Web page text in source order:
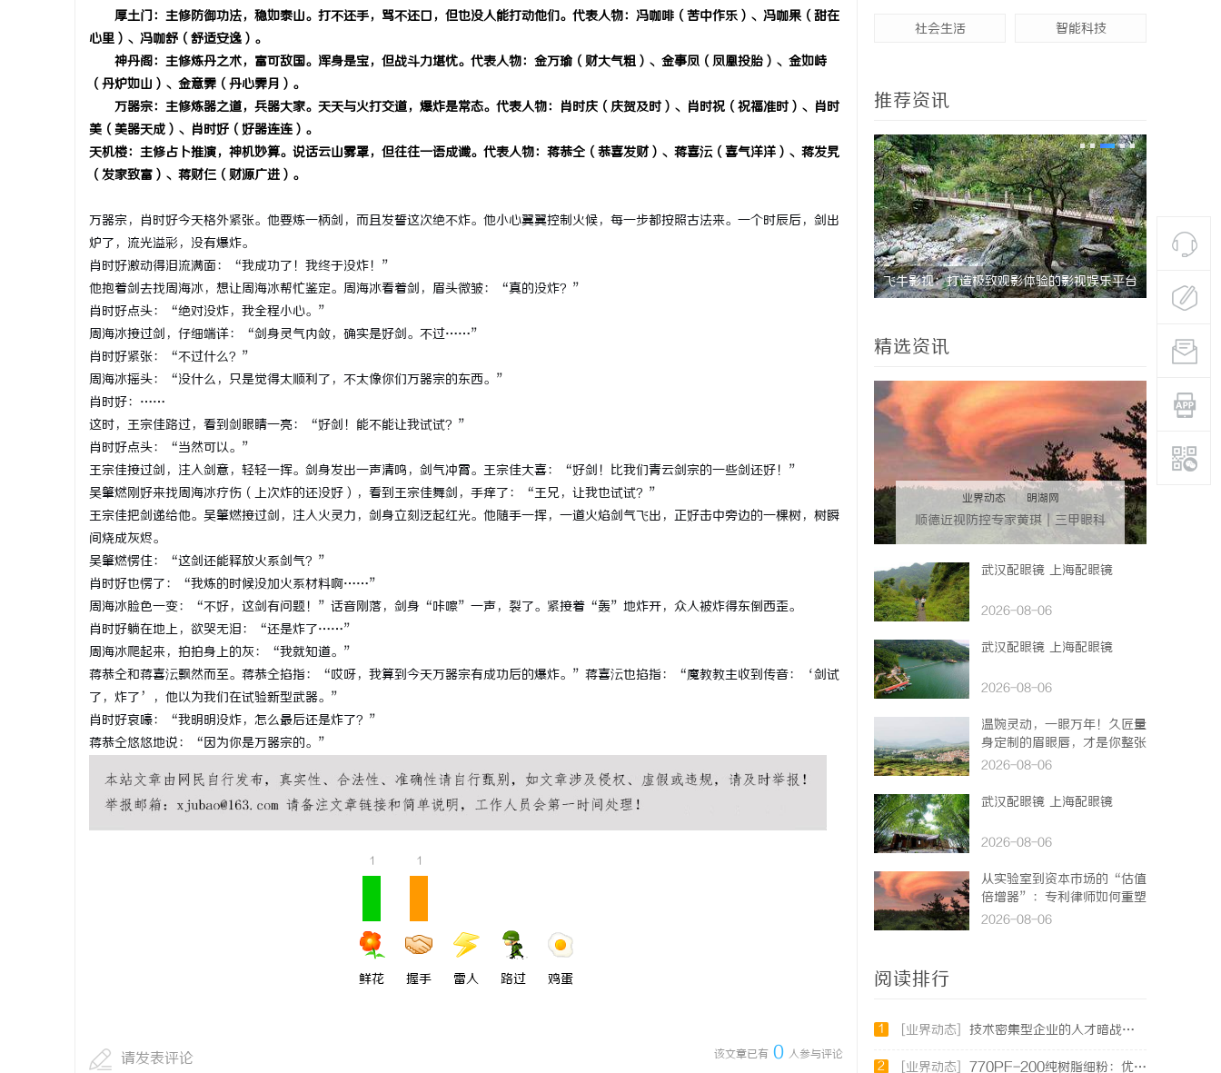
厚土门：主修防御功法，稳如泰山。打不还手，骂不还口，但也没人能打动他们。代表人物：冯咖啡（苦中作乐）、冯咖果（甜在
心里）、冯咖舒（舒适安逸）。
神丹阁：主修炼丹之术，富可敌国。浑身是宝，但战斗力堪忧。代表人物：金万瑜（财大气粗）、金事凤（凤凰投胎）、金如峙
（丹炉如山）、金意霁（丹心霁月）。
万器宗：主修炼器之道，兵器大家。天天与火打交道，爆炸是常态。代表人物：肖时庆（庆贺及时）、肖时祝（祝福准时）、肖时
美（美器天成）、肖时好（好器连连）。
天机楼：主修占卜推演，神机妙算。说话云山雾罩，但往往一语成谶。代表人物：蒋恭仝（恭喜发财）、蒋喜沄（喜气洋洋）、蒋发旯
（发家致富）、蒋财仨（财源广进）。
万器宗，肖时好今天格外紧张。他要炼一柄剑，而且发誓这次绝不炸。他小心翼翼控制火候，每一步都按照古法来。一个时辰后，剑出
炉了，流光溢彩，没有爆炸。
肖时好激动得泪流满面：“我成功了！我终于没炸！”
他抱着剑去找周海冰，想让周海冰帮忙鉴定。周海冰看着剑，眉头微皱：“真的没炸？”
肖时好点头：“绝对没炸，我全程小心。”
周海冰接过剑，仔细端详：“剑身灵气内敛，确实是好剑。不过……”
肖时好紧张：“不过什么？”
周海冰摇头：“没什么，只是觉得太顺利了，不太像你们万器宗的东西。”
肖时好：……
这时，王宗佳路过，看到剑眼睛一亮：“好剑！能不能让我试试？”
肖时好点头：“当然可以。”
王宗佳接过剑，注入剑意，轻轻一挥。剑身发出一声清鸣，剑气冲霄。王宗佳大喜：“好剑！比我们青云剑宗的一些剑还好！”
吴肇燃刚好来找周海冰疗伤（上次炸的还没好），看到王宗佳舞剑，手痒了：“王兄，让我也试试？”
王宗佳把剑递给他。吴肇燃接过剑，注入火灵力，剑身立刻泛起红光。他随手一挥，一道火焰剑气飞出，正好击中旁边的一棵树，树瞬
间烧成灰烬。
吴肇燃愣住：“这剑还能释放火系剑气？”
肖时好也愣了：“我炼的时候没加火系材料啊……”
周海冰脸色一变：“不好，这剑有问题！”话音刚落，剑身“咔嚓”一声，裂了。紧接着“轰”地炸开，众人被炸得东倒西歪。
肖时好躺在地上，欲哭无泪：“还是炸了……”
周海冰爬起来，拍拍身上的灰：“我就知道。”
蒋恭仝和蒋喜沄飘然而至。蒋恭仝掐指：“哎呀，我算到今天万器宗有成功后的爆炸。”蒋喜沄也掐指：“魔教教主收到传音：‘剑试
了，炸了’，他以为我们在试验新型武器。”
肖时好哀嚎：“我明明没炸，怎么最后还是炸了？”
蒋恭仝悠悠地说：“因为你是万器宗的。”
1
鲜花
1
握手 雷人 路过 鸡蛋
该文章已有 0 人参与评论
请发表评论
社会生活 智能科技
推荐资讯
武汉配眼镜 上海配眼镜 飞牛影视：打造极致观影体验的影视娱乐平台 八哥电影
新之路
精选资讯
业界动态 明湖网
顺德近视防控专家黄琪｜三甲眼科
背景，青少年分层近视管理医
武汉配眼镜 上海配眼镜
2026-08-06
武汉配眼镜 上海配眼镜
2026-08-06
温婉灵动，一眼万年！久匠量
身定制的眉眼唇，才是你整张
脸的点睛之笔！淡颜系女生的
2026-08-06
武汉配眼镜 上海配眼镜
2026-08-06
从实验室到资本市场的“估值
倍增器”：专利律师如何重塑
硬科技企业的融资逻辑
2026-08-06
阅读排行
1 [业界动态] 技术密集型企业的人才暗战：北京商业秘密律师如何守住“人带技术走”的底线
2 [业界动态] 770PF-200纯树脂细粉：优质材料的全貌与应用